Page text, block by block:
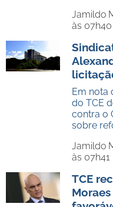
Jamildo
às
Em nota
do TCE
contra o
sobre
Jamildo
às
TCE